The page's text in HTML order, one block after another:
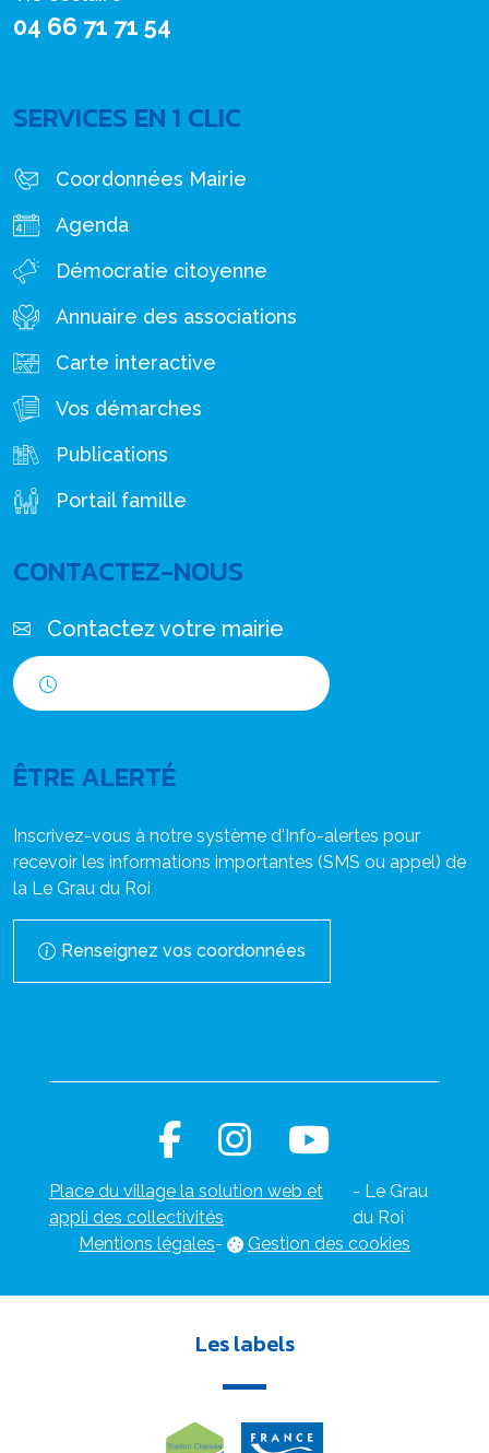
04 66 71 71 54
SERVICES EN 1 CLIC
Coordonnées Mairie
Agenda
Démocratie citoyenne
Annuaire des associations
Carte interactive
Vos démarches
Publications
Portail famille
CONTACTEZ-NOUS
Contactez votre mairie
ÊTRE ALERTÉ
Inscrivez-vous à notre système d'Info-alertes pour
recevoir les informations importantes (SMS ou appel) de
la Le Grau du Roi
Renseignez vos coordonnées
Place du village la solution web et
appli des collectivités
- Le Grau
du Roi
Mentions légales- Gestion des cookies
Les labels